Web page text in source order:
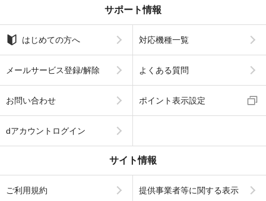
サポート情報
はじめての方へ 対応機種一覧
メールサービス登録/解除 よくある質問
お問い合わせ ポイント表示設定
dアカウントログイン
サイト情報
ご利用規約 提供事業者等に関する表示